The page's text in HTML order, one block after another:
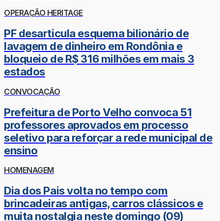
OPERAÇÃO HERITAGE
PF desarticula esquema bilionário de
lavagem de dinheiro em Rondônia e
bloqueio de R$ 316 milhões em mais 3
estados
CONVOCAÇÃO
Prefeitura de Porto Velho convoca 51
professores aprovados em processo
seletivo para reforçar a rede municipal de
ensino
HOMENAGEM
Dia dos Pais volta no tempo com
brincadeiras antigas, carros clássicos e
muita nostalgia neste domingo (09)